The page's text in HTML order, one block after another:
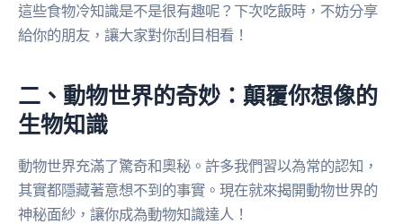
這些食物冷知識是不是很有趣呢？下次吃飯時，不妨分享
給你的朋友，讓大家對你刮目相看！
二、動物世界的奇妙：顛覆你想像的
生物知識
動物世界充滿了驚奇和奧秘。許多我們習以為常的認知，
其實都隱藏著意想不到的事實。現在就來揭開動物世界的
神秘面紗，讓你成為動物知識達人！